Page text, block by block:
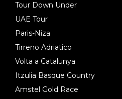
Tour Down Under
UAE Tour
Paris-Niza
Tirreno Adriatico
Volta a Catalunya
Itzulia Basque Country
Amstel Gold Race